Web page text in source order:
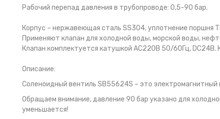
Рабочий перепад давления в трубопроводе: 0,5-90 бар.
Корпус – нержавеющая сталь SS304, уплотнение поршня
Применяют клапан для холодной воды, морской воды,
Клапан комплектуется катушкой AC220В 50/60Гц, DC24В.
Описание:
Соленоидный вентиль SB55624S – это
Обращаем внимание, давление 90 бар указано для
уменьшается!